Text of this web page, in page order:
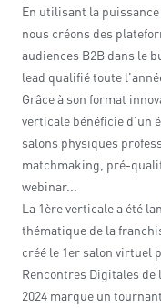
En utilisant la
nous créons des
audiences B2B dans le
lead qualifié toute
Grâce à son format
verticale bénéficie d'un
salons physiques
matchmaking, pré-
webinar...
La 1ère verticale a été
thématique de la
créé le 1er salon virtuel
Rencontres Digitales de
2024 marque un